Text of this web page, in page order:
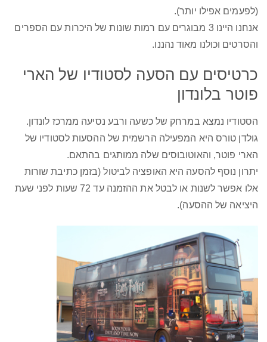
(לפעמים אפילו יותר).
אנחנו היינו 3 מבוגרים עם רמות שונות של היכרות עם הספרים
והסרטים וכולנו מאוד נהננו.
כרטיסים עם הסעה לסטודיו של הארי
פוטר בלונדון
הסטודיו נמצא במרחק של כשעה ורבע נסיעה ממרכז לונדון.
גולדן טורס היא המפעילה הרשמית של ההסעות לסטודיו של
הארי פוטר, והאוטובוסים שלה ממותגים בהתאם.
יתרון נוסף להסעה היא האופציה לביטול (בזמן כתיבת שורות
אלו אפשר לשנות או לבטל את ההזמנה עד 72 שעות לפני שעת
היציאה של ההסעה).